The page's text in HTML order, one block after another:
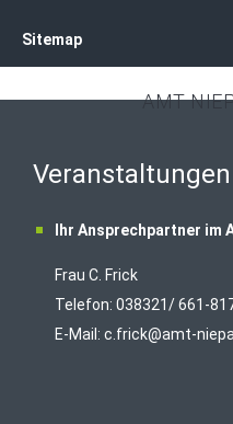
AMT
Sitemap
Veranstaltungen
Ihr Ansprechpartner im
Frau C. Frick
Telefon: 038321/ 661-
E-Mail: c.frick@amt-